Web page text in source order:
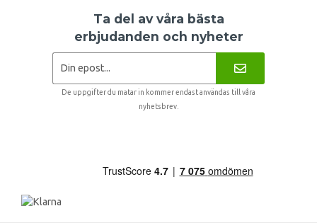
Ta del av våra bästa
erbjudanden och nyheter
De uppgifter du matar in kommer endast användas till våra
nyhetsbrev.